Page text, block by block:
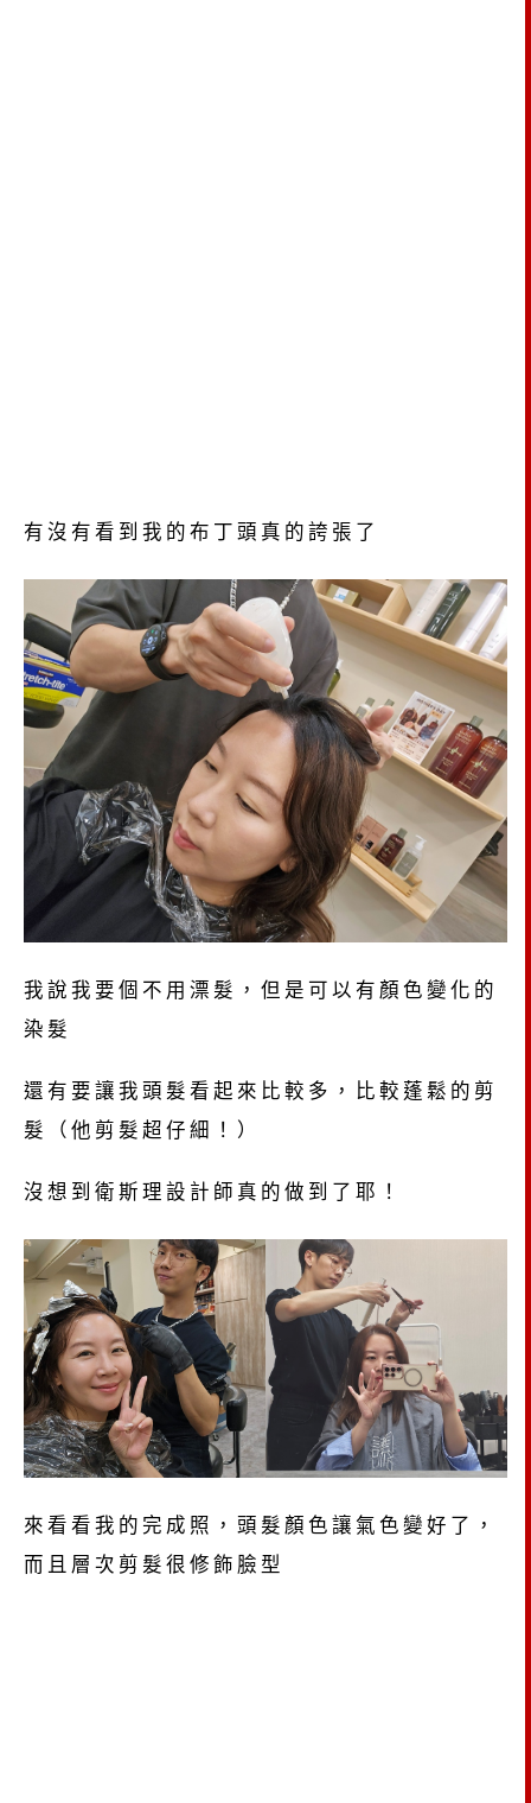
有沒有看到我的布丁頭真的誇張了
我說我要個不用漂髮，但是可以有顏色變化的
染髮
還有要讓我頭髮看起來比較多，比較蓬鬆的剪
髮（他剪髮超仔細！）
沒想到衛斯理設計師真的做到了耶！
來看看我的完成照，頭髮顏色讓氣色變好了，
而且層次剪髮很修飾臉型